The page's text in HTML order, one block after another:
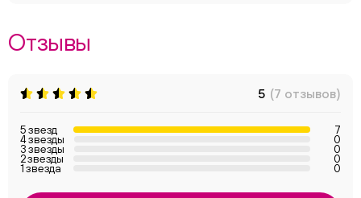
Отзывы
5 (7 отзывов)
5 звезд 7
4 звезды 0
3 звезды 0
2 звезды 0
1 звезда 0